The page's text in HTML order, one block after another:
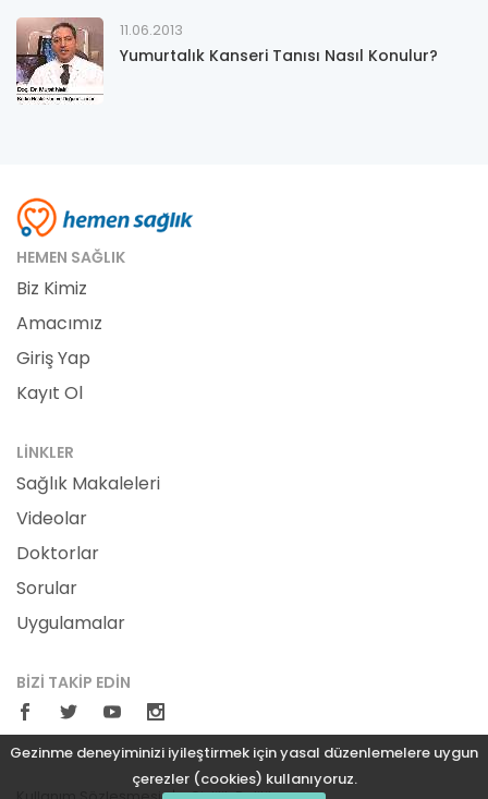
Gezinme deneyiminizi iyileştirmek için yasal düzenlemelere uygun
çerezler (cookies) kullanıyoruz.
11.06.2013
Yumurtalık Kanseri Tanısı Nasıl Konulur?
HEMEN SAĞLIK
Biz Kimiz
Amacımız
Giriş Yap
Kayıt Ol
LINKLER
Sağlık Makaleleri
Videolar
Doktorlar
Sorular
Uygulamalar
BIZI TAKIP EDIN